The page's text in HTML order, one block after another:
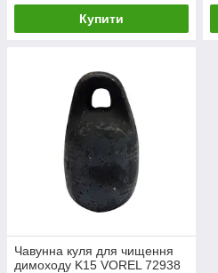
Купити
Чавунна куля для чищення
димоходу K15 VOREL 72938